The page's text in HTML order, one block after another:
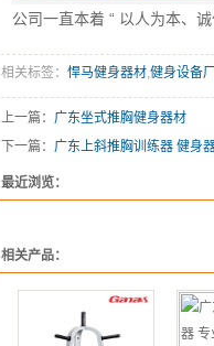
公司一直本着 “ 以人为本、
相关标签： 悍马健身器材,健身设备
上一篇： 广东坐式推胸健身器材
下一篇： 广东上斜推胸训练器 健身
最近浏览：
相关产品：